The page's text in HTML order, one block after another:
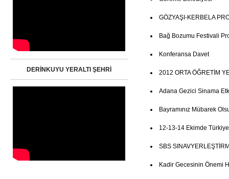
DERİNKUYU YERALTI ŞEHRİ
GÖZYAŞI-KERBELA
Bağ Bozumu Festivali
Konferansa Davet
2012 ORTA ÖĞRETİM
Adana Gezici Sinama
Bayramınız Mübarek
12-13-14 Ekimde
SBS
Kadir Gecesinin Önemi